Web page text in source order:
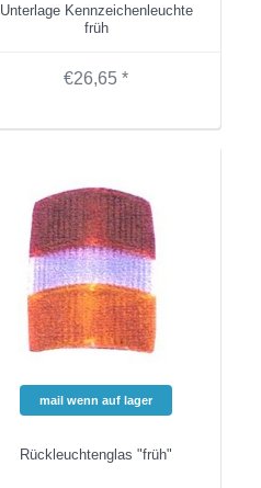
Unterlage Kennzeichenleuchte
früh
€26,65 *
mail wenn auf lager
Rückleuchtenglas "früh"